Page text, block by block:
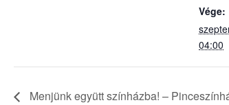
Vége:
04:00
Menjünk együtt színházba! –